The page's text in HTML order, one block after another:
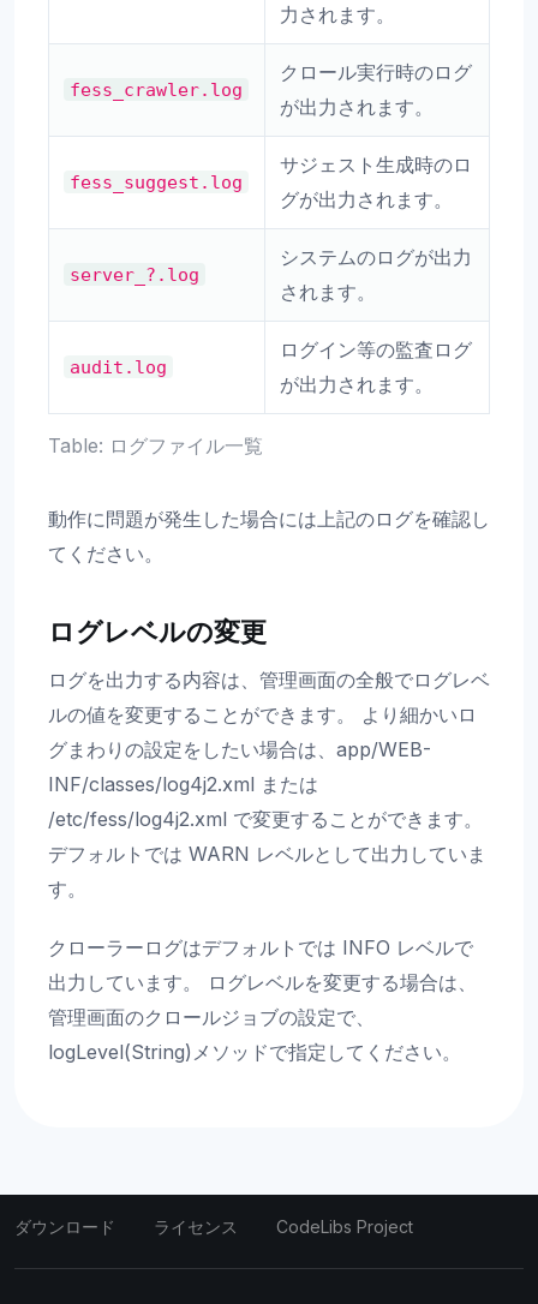
Table: ログファイル一覧
力されます。
fess_crawler.log
クロール実行時のログ
が出力されます。
fess_suggest.log
サジェスト生成時のロ
グが出力されます。
server_?.log
システムのログが出力
されます。
audit.log
ログイン等の監査ログ
が出力されます。
動作に問題が発生した場合には上記のログを確認し
てください。
ログレベルの変更
ログを出力する内容は、管理画面の全般でログレベ
ルの値を変更することができます。 より細かいロ
グまわりの設定をしたい場合は、app/WEB-
INF/classes/log4j2.xml または
/etc/fess/log4j2.xml で変更することができます。
デフォルトでは WARN レベルとして出力していま
す。
クローラーログはデフォルトでは INFO レベルで
出力しています。 ログレベルを変更する場合は、
管理画面のクロールジョブの設定で、
logLevel(String)メソッドで指定してください。
ダウンロード ライセンス CodeLibs Project